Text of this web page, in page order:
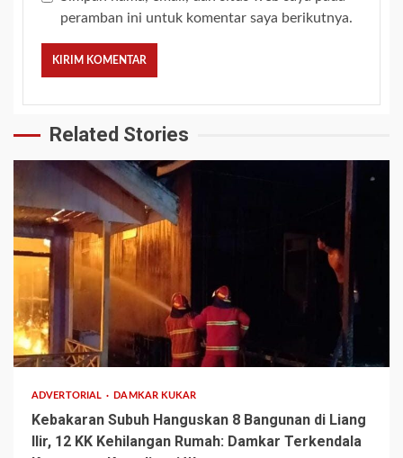
peramban ini untuk komentar saya berikutnya.
Related Stories
2 min read
ADVERTORIAL DAMKAR KUKAR
Kebakaran Subuh Hanguskan 8 Bangunan di Liang
Ilir, 12 KK Kehilangan Rumah: Damkar Terkendala